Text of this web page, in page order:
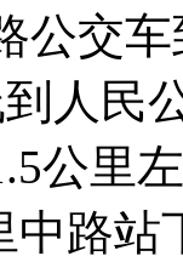
公交
人民
公里
中路站